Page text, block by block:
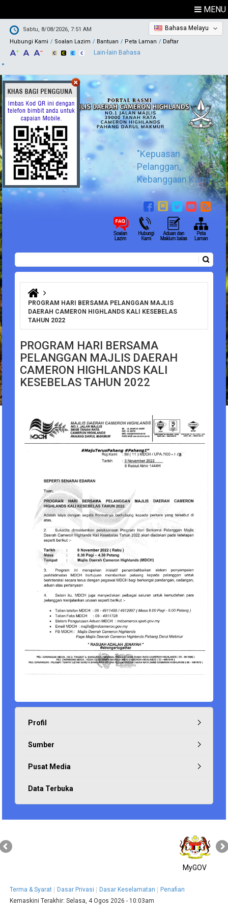
MENU
Sabtu, 8/08/2026, 7:51 AM
Hubungi Kami
Soalan Lazim Bantuan Peta Laman Daftar
Bahasa Melayu
Lain-lain Bahasa
"Kepuasan
Pelanggan,
Kebanggaan Kami"
Borang carian
Anda di sini
PROGRAM HARI BERSAMA PELANGGAN MAJLIS
DAERAH CAMERON HIGHLANDS KALI KESEBELAS
TAHUN 2022
PROGRAM HARI BERSAMA
PELANGGAN MAJLIS DAERAH
CAMERON HIGHLANDS KALI
KESEBELAS TAHUN 2022
Profil
Sumber
Pusat Media
Data Terbuka
MyGOV
Terma & Syarat Dasar Privasi Dasar Keselamatan
Penafian
Kemaskini Terakhir:Selasa, 4 Ogos 2026 - 10:03am